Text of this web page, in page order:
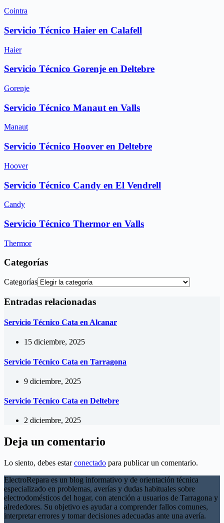
Cointra
Servicio Técnico Haier en Calafell
Haier
Servicio Técnico Gorenje en Deltebre
Gorenje
Servicio Técnico Manaut en Valls
Manaut
Servicio Técnico Hoover en Deltebre
Hoover
Servicio Técnico Candy en El Vendrell
Candy
Servicio Técnico Thermor en Valls
Thermor
Categorías
Categorías
Entradas relacionadas
Servicio Técnico Cata en Alcanar
15 diciembre, 2025
Servicio Técnico Cata en Tarragona
9 diciembre, 2025
Servicio Técnico Cata en Deltebre
2 diciembre, 2025
Deja un comentario
Lo siento, debes estarconectado para publicar un comentario.
ElectroRepara es un blog informativo y de orientación técnica
especializado en problemas, averías y dudas habituales sobre
electrodomésticos del hogar, con atención a usuarios de Tarragona y
alrededores. Su objetivo es ayudar a comprender fallos comunes,
interpretar errores y tomar decisiones adecuadas ante una avería.